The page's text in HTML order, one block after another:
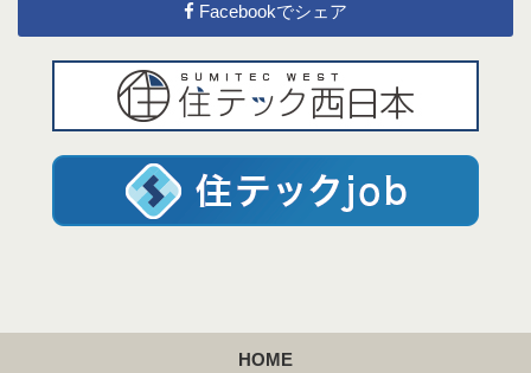
Facebookでシェア
HOME